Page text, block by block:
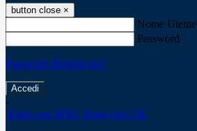
button close ×
Nome Utente
Password
Password dimenticata?
-
Entra con SPID Entra con CIE